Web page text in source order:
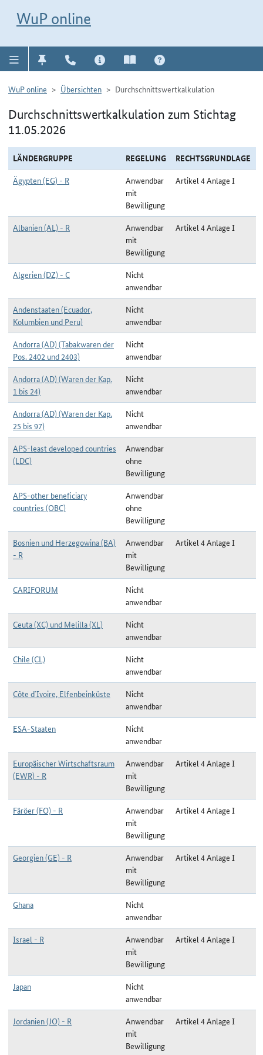
WuP online
WuP online Übersichten Durchschnittswertkalkulation
Durchschnittswertkalkulation zum Stichtag
11.05.2026
LÄNDERGRUPPE REGELUNG
RECHTSGRUNDLAGE
Ägypten (EG) - R
Anwendbar
mit
Bewilligung
Artikel 4 Anlage I
Albanien (AL) - R
Anwendbar
mit
Bewilligung
Artikel 4 Anlage I
Algerien (DZ) - C
Nicht
anwendbar
Andenstaaten (Ecuador,
Kolumbien und Peru)
Nicht
anwendbar
Andorra (AD) (Tabakwaren der
Pos. 2402 und 2403)
Nicht
anwendbar
Andorra (AD) (Waren der Kap.
1 bis 24)
Nicht
anwendbar
Andorra (AD) (Waren der Kap.
25 bis 97)
Nicht
anwendbar
APS-least developed countries
(LDC)
Anwendbar
ohne
Bewilligung
APS-other beneficiary
countries (OBC)
Anwendbar
ohne
Bewilligung
Bosnien und Herzegowina (BA)
- R
Anwendbar
mit
Bewilligung
Artikel 4 Anlage I
CARIFORUM
Nicht
anwendbar
Ceuta (XC) und Melilla (XL)
Nicht
anwendbar
Chile (CL)
Nicht
anwendbar
Côte d`Ivoire, Elfenbeinküste
Nicht
anwendbar
ESA-Staaten
Nicht
anwendbar
Europäischer Wirtschaftsraum
(EWR) - R
Anwendbar
mit
Bewilligung
Artikel 4 Anlage I
Färöer (FO) - R
Anwendbar
mit
Bewilligung
Artikel 4 Anlage I
Georgien (GE) - R
Anwendbar
mit
Bewilligung
Artikel 4 Anlage I
Ghana
Nicht
anwendbar
Israel - R
Anwendbar
mit
Bewilligung
Artikel 4 Anlage I
Japan
Nicht
anwendbar
Jordanien (JO) - R
Anwendbar
mit
Bewilligung
Artikel 4 Anlage I